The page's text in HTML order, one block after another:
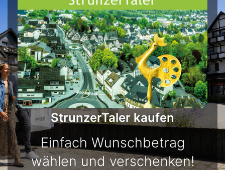
StrunzerTaler kaufen
Einfach Wunschbetrag
wählen und verschenken!